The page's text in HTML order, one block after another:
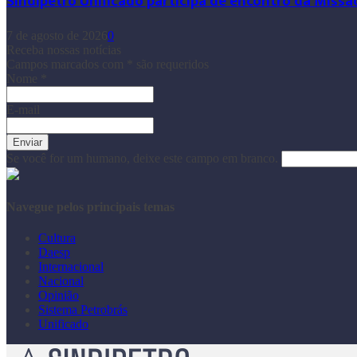
0
Navegue pelos principais temas
Cultura
Daesp
Internacional
Nacional
Opinião
Sistema Petrobrás
Unificado